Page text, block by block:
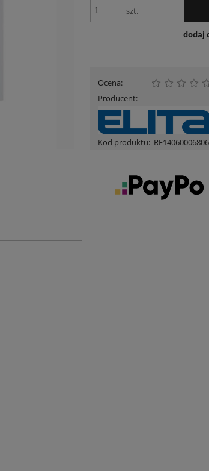
szt.
dodaj
Ocena:
Producent:
Kod produktu: